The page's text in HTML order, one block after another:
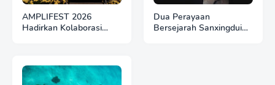
AMPLIFEST 2026
Hadirkan Kolaborasi
Dua Perayaan
Bersejarah Sanxingdui